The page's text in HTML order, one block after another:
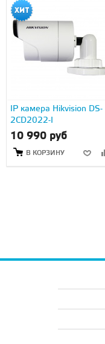
IP камера Hikvision DS-
2CD2022-I
10 990 руб
В КОРЗИНУ